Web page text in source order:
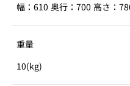
幅：610 奥行：700 高さ：
重量
10(kg)